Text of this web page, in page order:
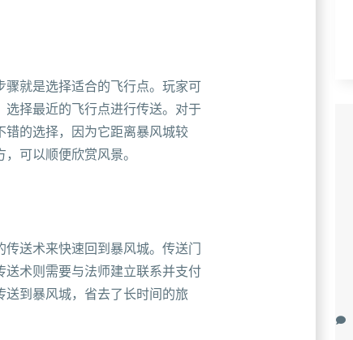
就是选择适合的飞行点。玩家可
择最近的飞行点进行传送。对于
的选择，因为它距离暴风城较
可以顺便欣赏风景。
送术来快速回到暴风城。传送门
术则需要与法师建立联系并支付
到暴风城，省去了长时间的旅